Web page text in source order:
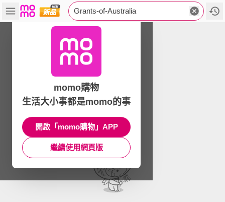
Grants-of-Australia
momo購物
生活大小事都是momo的事
開啟「momo購物」APP
繼續使用網頁版